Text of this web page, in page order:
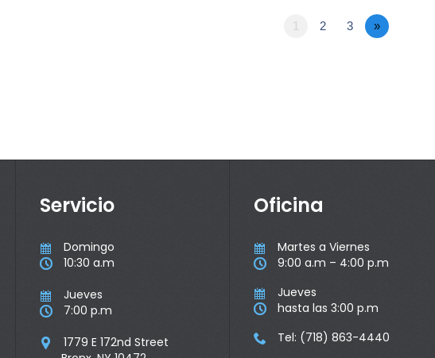
1 2 3 »
Servicio
 Domingo
 10:30 a.m
 Jueves
 7:00 p.m

1779 E 172nd Street
Oficina
 Martes a Viernes
 9:00 a.m – 4:00 p.m
 Jueves
 hasta las 3:00 p.m
 Tel: (718) 863-4440